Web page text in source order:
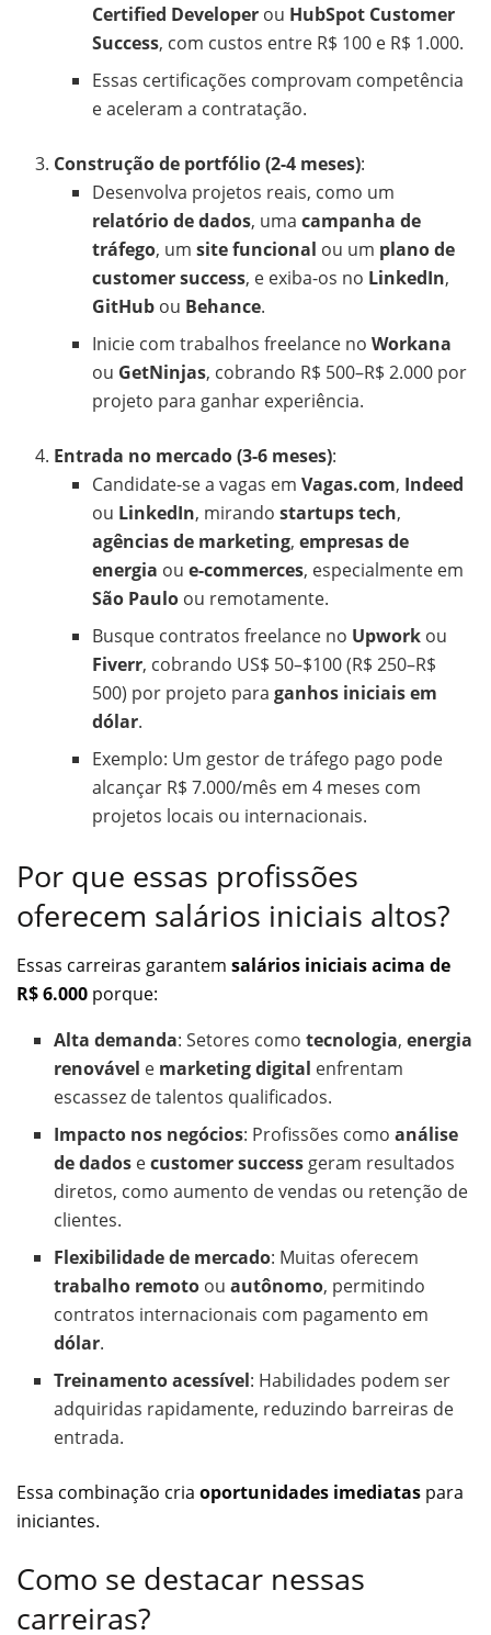
Certified Developerou HubSpot Customer
Success, com custos entre R$ 100 e R$ 1.000.
Essas certificações comprovam competência
e aceleram a contratação.
Construção de portfólio (2-4 meses):
Desenvolva projetos reais, como um
relatório de dados, uma campanha de
tráfego, um site funcional ou um plano de
customer success, e exiba-os no LinkedIn,
GitHubou Behance.
Inicie com trabalhos freelance no Workana
ou GetNinjas, cobrando R$ 500–R$ 2.000 por
projeto para ganhar experiência.
Entrada no mercado (3-6 meses):
Candidate-se a vagas em Vagas.com, Indeed
ou LinkedIn, mirando startups tech,
agências de marketing, empresas de
energia ou e-commerces, especialmente em
São Pauloou remotamente.
Busque contratos freelance no Upworkou
Fiverr, cobrando US$ 50–$100 (R$ 250–R$
500) por projeto para ganhos iniciais em
dólar.
Exemplo: Um gestor de tráfego pago pode
alcançar R$ 7.000/mês em 4 meses com
projetos locais ou internacionais.
Por que essas profissões
oferecem salários iniciais altos?
Essas carreiras garantem salários iniciais acima de
R$ 6.000 porque:
Alta demanda: Setores comotecnologia,energia
renovável e marketing digital enfrentam
escassez de talentos qualificados.
Impacto nos negócios: Profissões comoanálise
de dados ecustomer success geram resultados
diretos, como aumento de vendas ou retenção de
clientes.
Flexibilidade de mercado: Muitas oferecem
trabalho remoto ouautônomo, permitindo
contratos internacionais com pagamento em
dólar.
Treinamento acessível: Habilidades podem ser
adquiridas rapidamente, reduzindo barreiras de
entrada.
Essa combinação cria oportunidades imediatas para
iniciantes.
Como se destacar nessas
carreiras?